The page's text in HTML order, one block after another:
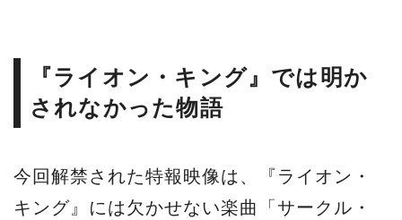
『ライオン・キング』では明か
されなかった物語
今回解禁された特報映像は、『ライオン・
キング』には欠かせない楽曲「サークル・